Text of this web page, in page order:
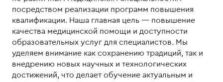
посредством реализации программ повышения
квалификации. Наша главная цель — повышение
качества медицинской помощи и доступности
образовательных услуг для специалистов. Мы
уделяем внимание как сохранению традиций, так и
внедрению новых научных и технологических
достижений, что делает обучение актуальным и